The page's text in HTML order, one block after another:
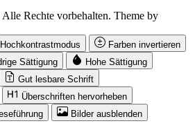
Rechte vorbehalten. Theme by
Hochkontrastmodus
Farben invertieren
Sättigung
Hohe Sättigung
Gut lesbare Schrift
Überschriften hervorheben
Bilder ausblenden